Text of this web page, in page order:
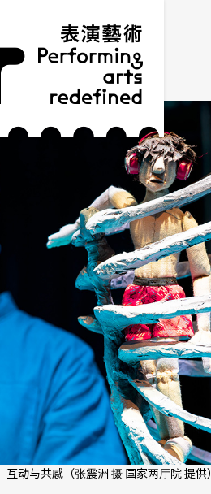
互动与共感（张震洲 摄 国家两厅院 提供）